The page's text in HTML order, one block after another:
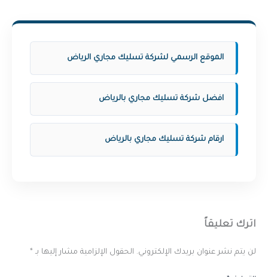
الموقع الرسمي لشركة تسليك مجاري الرياض
افضل شركة تسليك مجاري بالرياض
ارقام شركة تسليك مجاري بالرياض
اترك تعليقاً
لن يتم نشر عنوان بريدك الإلكتروني. الحقول الإلزامية مشار إليها بـ *